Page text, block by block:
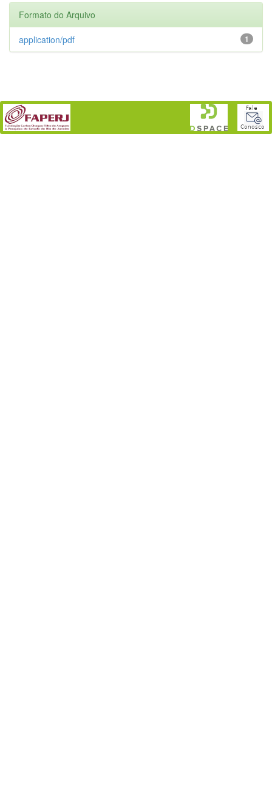
Formato do Arquivo
1
application/pdf